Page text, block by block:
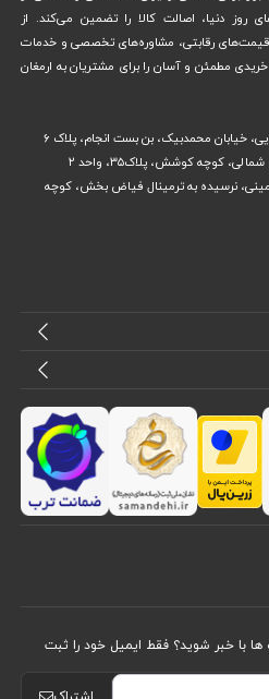
روز دنیا، اصالت کالا را تضمین می‌کند. از
3" می‌توان به قیمت‌های رقابتی، مشاوره‌های تخصصی و خدمات
مطمئن و آسان را برای مشتریان به ارمغان
خیابان محمدبیک، بن بست انجام، پلاک 6
کوچه کوشش، پلاک۳۵، واحد ۲
نرسیده به ترمینال فیاض بخش، کوچه
با‌ خبر شوید؟ فقط ایمیل خود را ثبت